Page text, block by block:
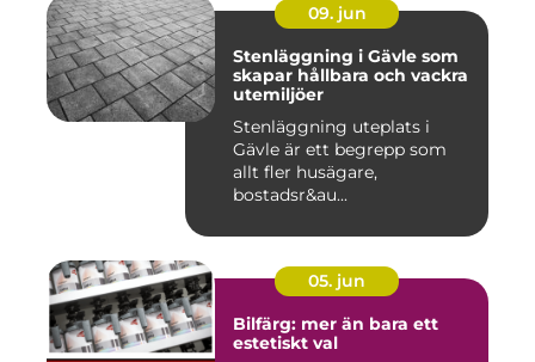
09. jun
Stenläggning i Gävle som
skapar hållbara och vackra
utemiljöer
Stenläggning uteplats i
Gävle är ett begrepp som
allt fler husägare,
bostadsr&au...
05. jun
Bilfärg: mer än bara ett
estetiskt val